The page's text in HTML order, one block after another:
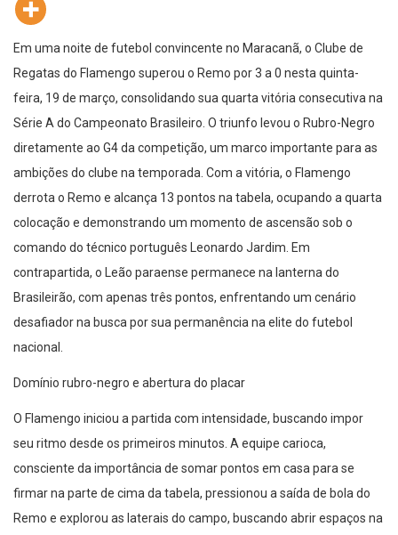
Em uma noite de futebol convincente no Maracanã, o Clube de
Regatas do Flamengo superou o Remo por 3 a 0 nesta quinta-
feira, 19 de março, consolidando sua quarta vitória consecutiva na
Série A do Campeonato Brasileiro. O triunfo levou o Rubro-Negro
diretamente ao G4 da competição, um marco importante para as
ambições do clube na temporada. Com a vitória, o Flamengo
derrota o Remo e alcança 13 pontos na tabela, ocupando a quarta
colocação e demonstrando um momento de ascensão sob o
comando do técnico português Leonardo Jardim. Em
contrapartida, o Leão paraense permanece na lanterna do
Brasileirão, com apenas três pontos, enfrentando um cenário
desafiador na busca por sua permanência na elite do futebol
nacional.
Domínio rubro-negro e abertura do placar
O Flamengo iniciou a partida com intensidade, buscando impor
seu ritmo desde os primeiros minutos. A equipe carioca,
consciente da importância de somar pontos em casa para se
firmar na parte de cima da tabela, pressionou a saída de bola do
Remo e explorou as laterais do campo, buscando abrir espaços na